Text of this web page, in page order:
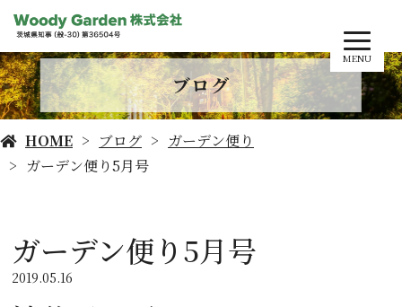
MENU
ブログ
HOME ブログ
ガーデン便り
ガーデン便り5月号
ガーデン便り5月号
2019.05.16